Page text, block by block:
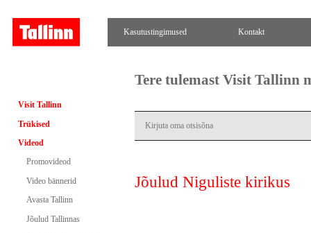
Kasutustingimused Kontakt
Visit Tallinn
Trükised
Videod
Promovideod
Video bännerid
Avasta Tallinn
Jõulud Tallinnas
Tere tulemast Visit Tallinn
Jõulud Niguliste kirikus